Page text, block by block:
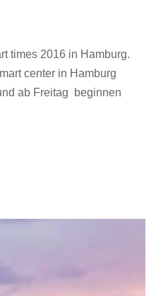
times 2016 in Hamburg.
center in Hamburg
ab Freitag beginnen